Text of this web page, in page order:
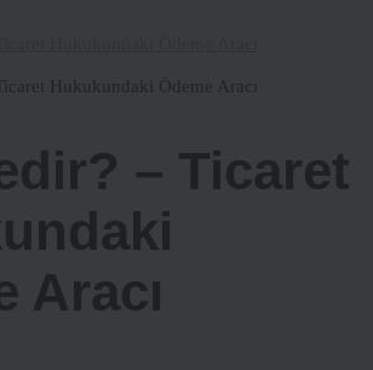
Hukukundaki Ödeme Aracı
– Ticaret
Aracı